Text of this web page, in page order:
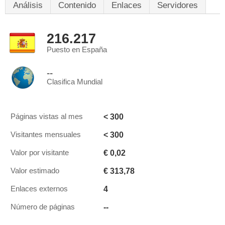
Análisis Contenido Enlaces Servidores
216.217
Puesto en España
--
Clasifica Mundial
Páginas vistas al mes < 300
Visitantes mensuales < 300
Valor por visitante € 0,02
Valor estimado € 313,78
Enlaces externos 4
Número de páginas --